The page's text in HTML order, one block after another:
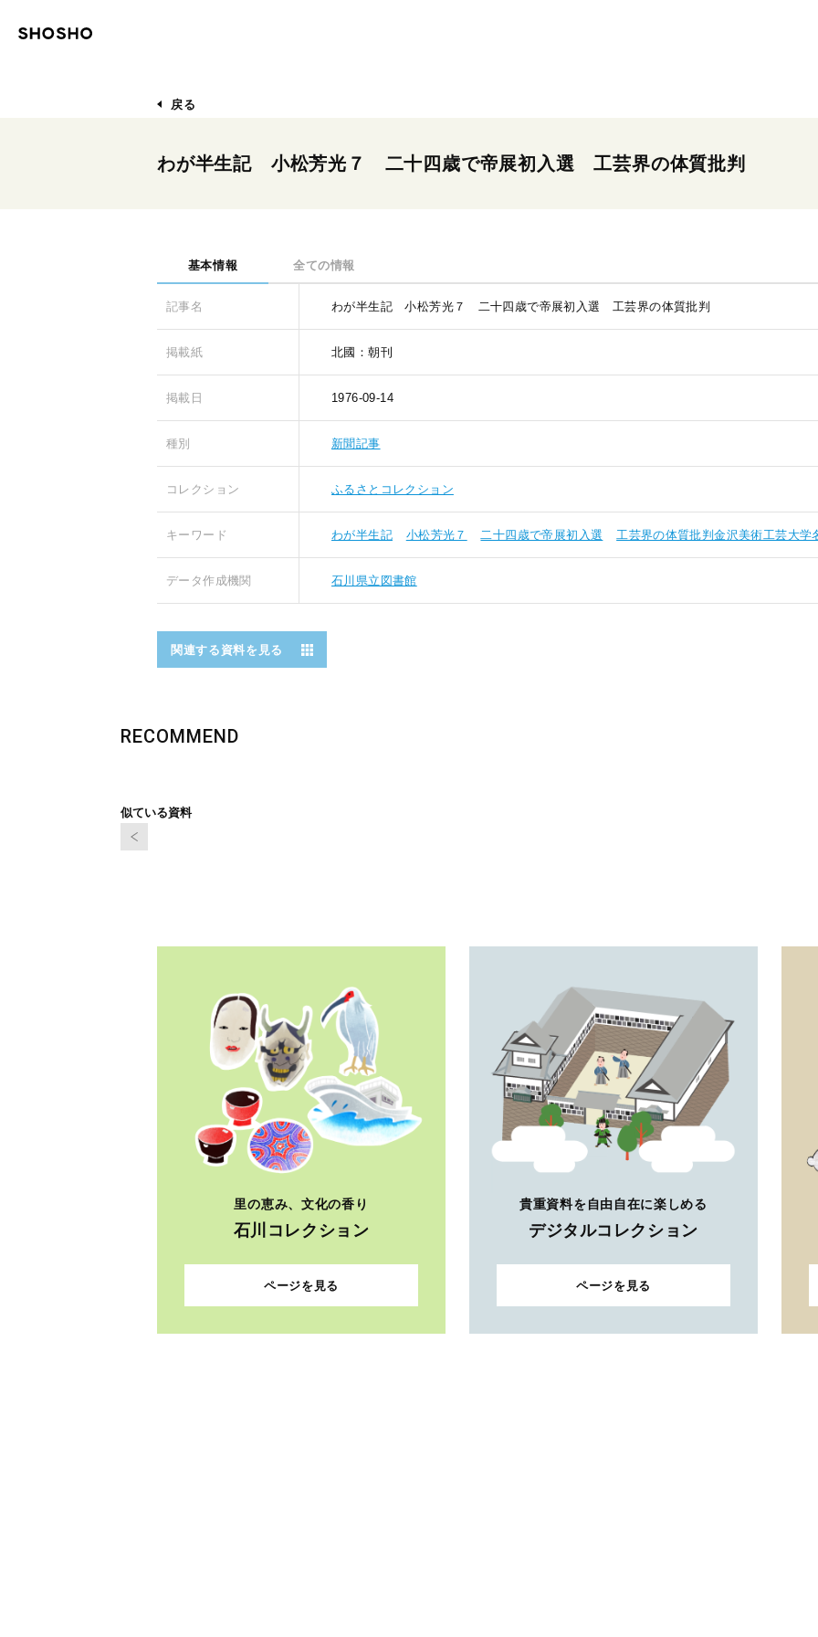
戻る
わが半生記 小松芳光７ 二十四歳で帝展初入選 工芸界の体質批判
基本情報 全ての情報
記事名 わが半生記 小松芳光７ 二十四歳で帝展初入選 工芸界の体質批判
掲載紙 北國：朝刊
掲載日 1976-09-14
種別 新聞記事
コレクション ふるさとコレクション
キーワード わが半生記 小松芳光７ 二十四歳で帝展初入選 工芸界の体質批判金沢美術工芸大学
データ作成機関 石川県立図書館
関連する資料を見る
RECOMMEND
似ている資料
里の恵み、文化の香り
石川コレクション
ページを見る
貴重資料を自由自在に楽しめる
デジタルコレクション
ページを見る